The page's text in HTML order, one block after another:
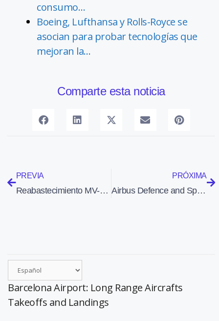
consumo…
Boeing, Lufthansa y Rolls-Royce se
asocian para probar tecnologías que
mejoran la…
Comparte esta noticia
PREVIA
Reabastecimiento MV-22B Osprey en vuelo de Okinawa a Singapour
PRÓXIMA
Airbus Defence and Space gana un nuevo contrato de ESA para Ariane 6
Barcelona Airport: Long Range Aircrafts
Takeoffs and Landings